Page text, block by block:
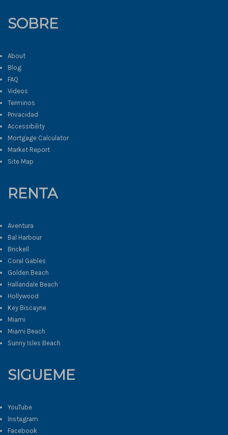
SOBRE
About
Blog
FAQ
Videos
Terminos
Privacidad
Accessibility
Mortgage Calculator
Market Report
Site Map
RENTA
Aventura
Bal Harbour
Brickell
Coral Gables
Golden Beach
Hallandale Beach
Hollywood
Key Biscayne
Miami
Miami Beach
Sunny Isles Beach
SIGUEME
YouTube
Instagram
Facebook